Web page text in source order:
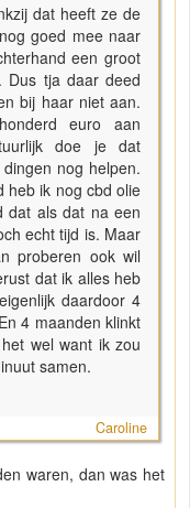
dat heeft ze de
goed mee naar
een groot
Dus tja daar deed
bij haar niet aan.
euro aan
doe je dat
nog helpen.
heb ik nog cbd olie
dat als dat na een
echt tijd is. Maar
proberen ook wil
dat ik alles heb
daardoor 4
4 maanden klinkt
wel want ik zou
samen.
Caroline
waren, dan was het